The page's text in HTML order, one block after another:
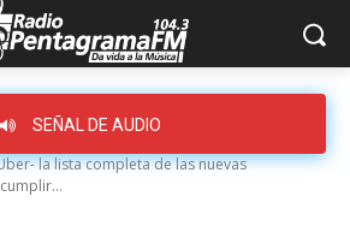
SEÑAL DE AUDIO
la lista completa de las nuevas